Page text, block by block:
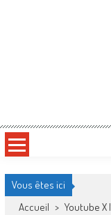
Vous êtes ici
Accueil > Youtube X